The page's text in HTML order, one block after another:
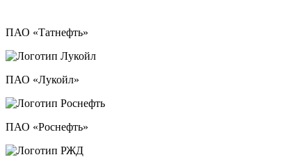
ПАО «Татнефть»
ПАО «Лукойл»
ПАО «Роснефть»